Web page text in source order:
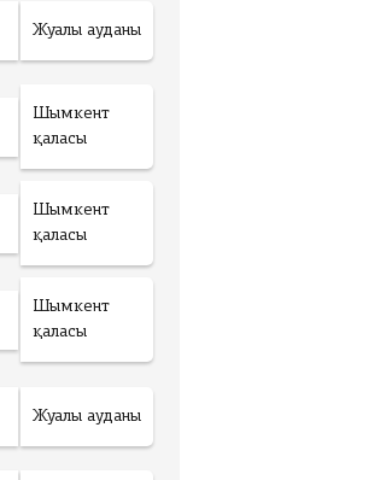
Жуалы ауданы
Шымкент
қаласы
Шымкент
қаласы
Шымкент
қаласы
Жуалы ауданы